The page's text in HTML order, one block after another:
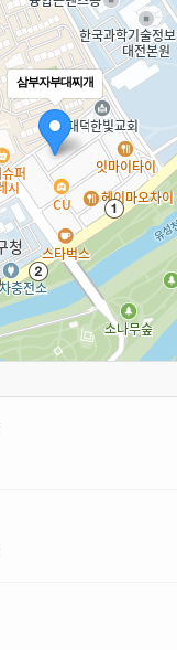
삼부자부대찌개